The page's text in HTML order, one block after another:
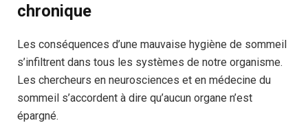
chronique
Les conséquences d’une mauvaise hygiène de sommeil
s’infiltrent dans tous les systèmes de notre organisme.
Les chercheurs en neurosciences et en médecine du
sommeil s’accordent à dire qu’aucun organe n’est
épargné.